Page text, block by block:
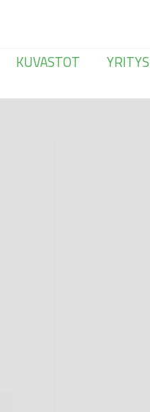
KUVASTOT YRITYS